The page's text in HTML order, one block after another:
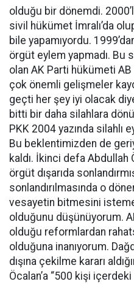
olduğu bir dönemdi.
sivil hükümet İmralı’da
bile yapamıyordu.
örgüt eylem yapmadı. Bu
olan AK Parti hükümeti
çok önemli gelişmeler
geçti her şey iyi olacak
bitti bir daha silahlara
PKK 2004 yazında silahlı
Bu beklentimizden de
kaldı. İkinci defa Abdullah
örgüt dışarıda
sonlandırılmasında o
vesayetin bitmesini
olduğunu düşünüyorum.
olduğu reformlardan
olduğuna inanıyorum.
dışına çekilme kararı
Öcalan’a “500 kişi